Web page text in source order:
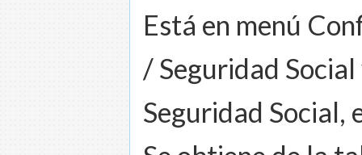
Está en menú
/ Seguridad
Seguridad Social,